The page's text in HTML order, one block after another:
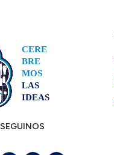
CERE
BRE
MOS
LAS
IDEAS
SEGUINOS